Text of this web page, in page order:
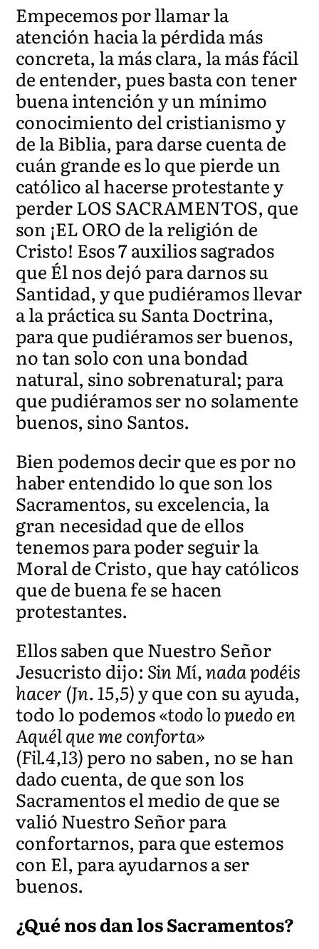
Empecemos por llamar la
atención hacia la pérdida más
concreta, la más clara, la más fácil
de entender, pues basta con tener
buena intención y un mínimo
conocimiento del cristianismo y
de la Biblia, para darse cuenta de
cuán grande es lo que pierde un
católico al hacerse protestante y
perder LOS SACRAMENTOS, que
son ¡EL ORO de la religión de
Cristo! Esos 7 auxilios sagrados
que Él nos dejó para darnos su
Santidad, y que pudiéramos llevar
a la práctica su Santa Doctrina,
para que pudiéramos ser buenos,
no tan solo con una bondad
natural, sino sobrenatural; para
que pudiéramos ser no solamente
buenos, sino Santos.
Bien podemos decir que es por no
haber entendido lo que son los
Sacramentos, su excelencia, la
gran necesidad que de ellos
tenemos para poder seguir la
Moral de Cristo, que hay católicos
que de buena fe se hacen
protestantes.
Ellos saben que Nuestro Señor
Jesucristo dijo: Sin Mí, nada podéis
hacer (Jn. 15,5)y que con su ayuda,
todo lo podemos«todo lo puedo en
Aquél que me conforta»
(Fil.4,13)pero no saben, no se han
dado cuenta, de que son los
Sacramentos el medio de que se
valió Nuestro Señor para
confortarnos, para que estemos
con El, para ayudarnos a ser
buenos.
¿Qué nos dan los Sacramentos?